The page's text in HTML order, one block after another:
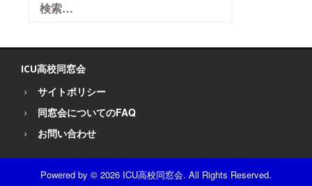
索:
ICU高校同窓会
サイトポリシー
同窓会についてのFAQ
お問い合わせ
Powered by © 2026 ICU高校同窓会. All Rights Reserved.